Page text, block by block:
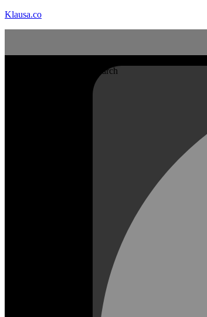
Klausa.co
Search